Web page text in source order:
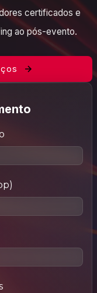
certificados e
ao pós-evento.